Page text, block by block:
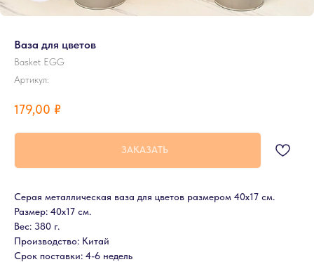
Ваза для цветов
Basket EGG
Артикул:
179,00 ₽
ЗАКАЗАТЬ
Серая металлическая ваза для цветов размером 40х17 см.
Размер: 40х17 см.
Вес: 380 г.
Производство: Китай
Срок поставки: 4-6 недель